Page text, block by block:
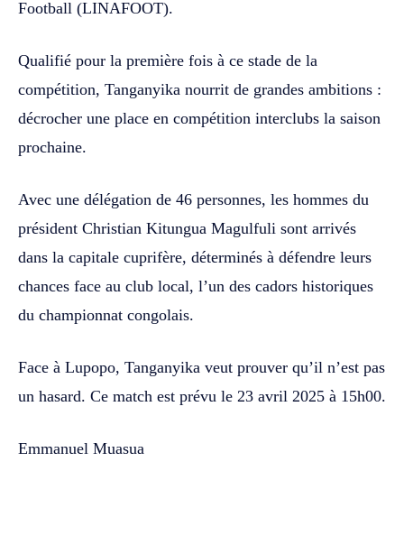
Football (LINAFOOT).
Qualifié pour la première fois à ce stade de la
compétition, Tanganyika nourrit de grandes ambitions :
décrocher une place en compétition interclubs la saison
prochaine.
Avec une délégation de 46 personnes, les hommes du
président Christian Kitungua Magulfuli sont arrivés
dans la capitale cuprifère, déterminés à défendre leurs
chances face au club local, l’un des cadors historiques
du championnat congolais.
Face à Lupopo, Tanganyika veut prouver qu’il n’est pas
un hasard. Ce match est prévu le 23 avril 2025 à 15h00.
Emmanuel Muasua